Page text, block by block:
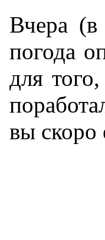
Вчера (в
погода
для
вы скоро